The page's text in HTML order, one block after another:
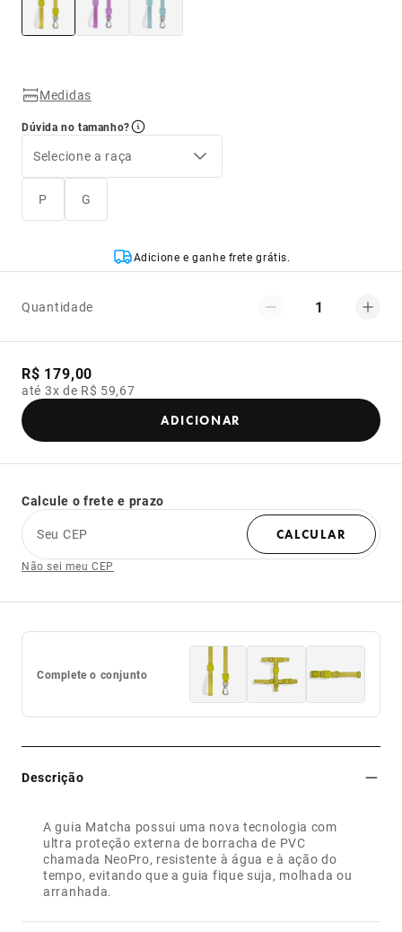
Medidas
Dúvida no tamanho?
Selecione a raça
P G
Adicione e ganhe frete grátis.
Quantidade 1
R$ 179,00
até 3x de R$ 59,67
ADICIONAR
Calcule o frete e prazo
Seu CEP
CALCULAR
Não sei meu CEP
Complete o conjunto
Descrição
A guia Matcha possui uma nova tecnologia com
ultra proteção externa de borracha de PVC
chamada NeoPro, resistente à água e à ação do
tempo, evitando que a guia fique suja, molhada ou
arranhada.